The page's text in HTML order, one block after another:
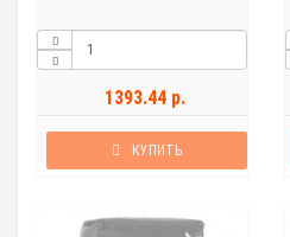
1393.44 р.
КУПИТЬ